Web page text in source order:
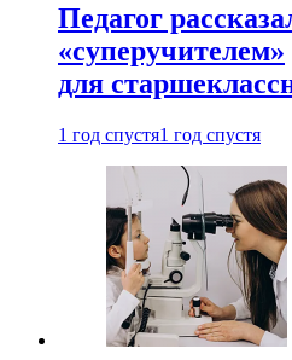
Педагог
«суперучителем»
для
1 год спустя1 год спустя